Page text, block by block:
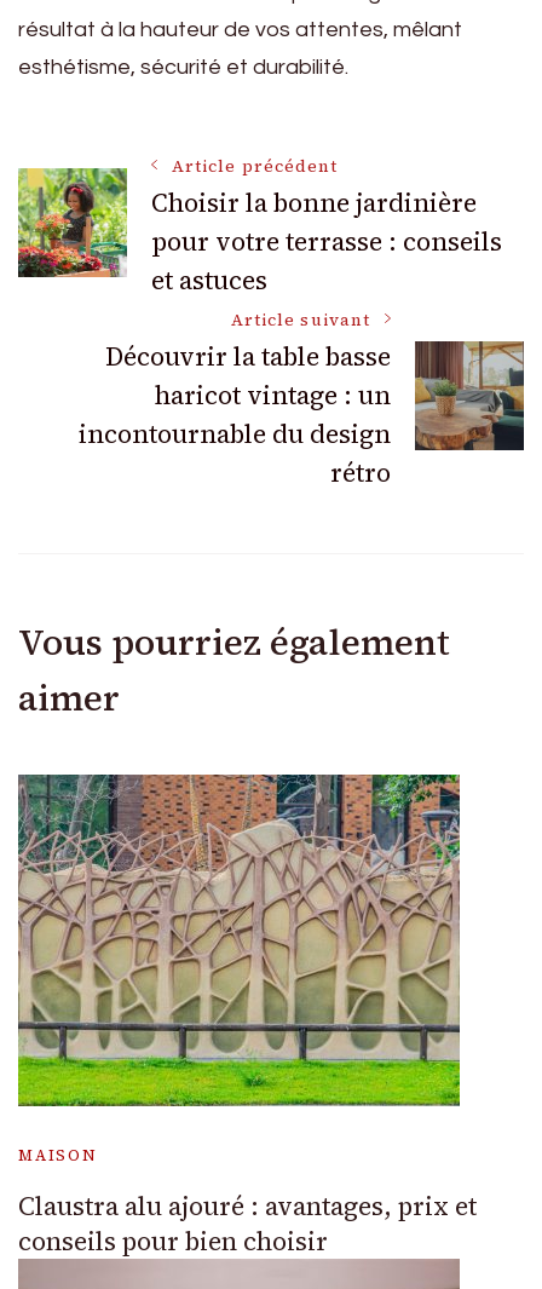
résultat à la hauteur de vos attentes, mêlant
esthétisme, sécurité et durabilité.
Navigation
des
articles
Article précédent
Choisir la bonne jardinière
pour votre terrasse : conseils
et astuces
Article suivant
Découvrir la table basse
haricot vintage : un
incontournable du design
rétro
Vous pourriez également
aimer
MAISON
Claustra alu ajouré : avantages, prix et
conseils pour bien choisir